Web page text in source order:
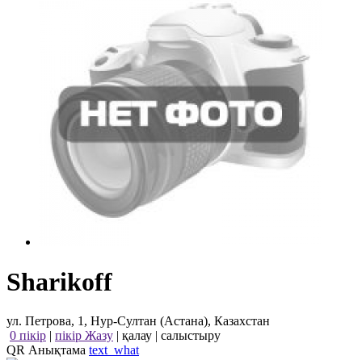
Sharikoff
ул. Петрова, 1, Нур-Султан (Астана), Казахстан
0 пікір | пікір Жазу | қалау | салыстыру
QR Анықтама text_what